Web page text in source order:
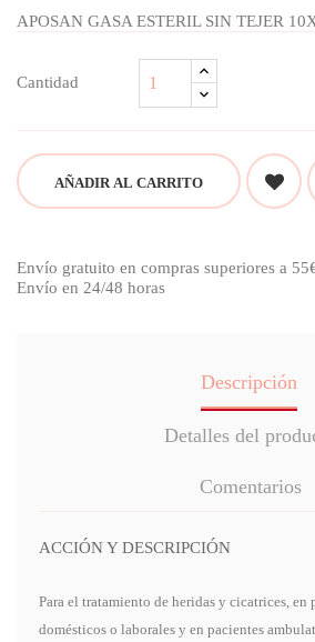
APOSAN GASA ESTERIL SIN TEJER
Cantidad
AÑADIR AL CARRITO
Envío gratuito en compras superiores a
Envío en 24/48 horas
Descripción
Detalles del
Comentarios
ACCIÓN Y DESCRIPCIÓN
Para el tratamiento de heridas y cicatrices, en
domésticos o laborales y en pacientes